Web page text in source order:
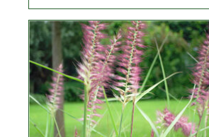
Пеннисетум восточный
Фламинго — один из
представителей восточной
группы мискантусов. Очень
декоративное растение.
Наибольшей ценностью этого
растения можно назвать
пушистые, дымчатые, розово-
сиреневого цвета соцветия –...